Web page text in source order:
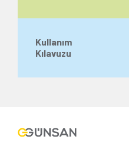
Kullanım
Kılavuzu